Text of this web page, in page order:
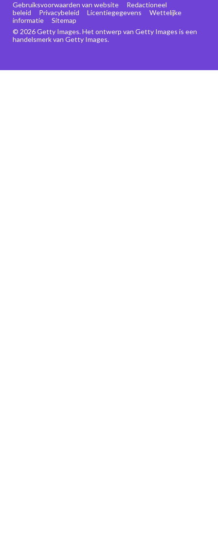
© 2026 Getty Images. Het ontwerp van Getty Images is een
handelsmerk van Getty Images.
Gebruiksvoorwaarden van website
Redactioneel
beleid
Privacybeleid Licentiegegevens
Wettelijke
informatie
Sitemap